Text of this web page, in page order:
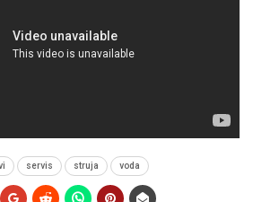
servis struja voda